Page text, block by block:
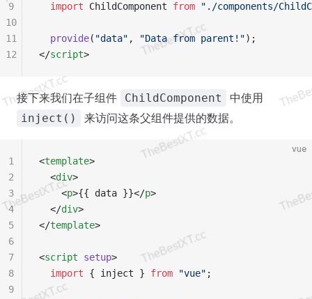
  import
ChildComponent from "./components/
  provide
( "data" , "Data from parent!");
</script>
9
10
11
12
接下来我们在子组件 ChildComponent 中使用
inject() 来访问这条父组件提供的数据。
vue
<template>
  <
div>
    <
p>{{ data }}</p>
  </
div>
</template>
<script setup>
  import
{ inject } from "vue" ;
1
2
3
4
5
6
7
8
9